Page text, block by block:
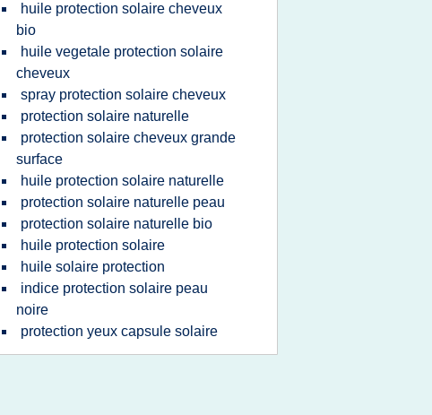
huile protection solaire cheveux
bio
huile vegetale protection solaire
cheveux
spray protection solaire cheveux
protection solaire naturelle
protection solaire cheveux grande
surface
huile protection solaire naturelle
protection solaire naturelle peau
protection solaire naturelle bio
huile protection solaire
huile solaire protection
indice protection solaire peau
noire
protection yeux capsule solaire